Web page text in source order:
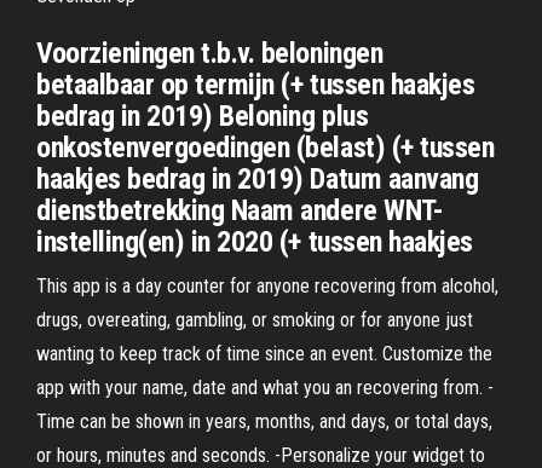
Voorzieningen t.b.v. beloningen
betaalbaar op termijn (+ tussen haakjes
bedrag in 2019) Beloning plus
onkostenvergoedingen (belast) (+ tussen
haakjes bedrag in 2019) Datum aanvang
dienstbetrekking Naam andere WNT-
instelling(en) in 2020 (+ tussen haakjes
This app is a day counter for anyone recovering from alcohol,
drugs, overeating, gambling, or smoking or for anyone just
wanting to keep track of time since an event. Customize the
app with your name, date and what you an recovering from. -
Time can be shown in years, months, and days, or total days,
or hours, minutes and seconds. -Personalize your widget to